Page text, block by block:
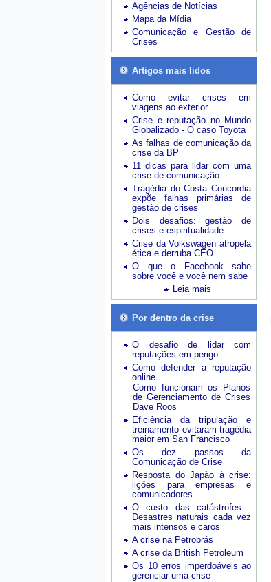
Agências de Notícias
Mapa da Mídia
Comunicação e Gestão de
Crises
Artigos mais lidos
Como evitar crises em
viagens ao exterior
Crise e reputação no Mundo
Globalizado - O caso Toyota
As falhas de comunicação da
crise da BP
11 dicas para lidar com uma
crise de comunicação
Tragédia do Costa Concordia
expõe falhas primárias de
gestão de crises
Dois desafios: gestão de
crises e espiritualidade
Crise da Volkswagen atropela
ética e derruba CEO
O que o Facebook sabe
sobre você e você nem sabe
Leia mais
Por dentro da crise
O desafio de lidar com
reputações em perigo
Como defender a reputação
online
Como funcionam os Planos
de Gerenciamento de Crises
Dave Roos
Eficiência da tripulação e
treinamento evitaram tragédia
maior em San Francisco
Os dez passos da
Comunicação de Crise
Resposta do Japão à crise:
lições para empresas e
comunicadores
O custo das catástrofes -
Desastres naturais cada vez
mais intensos e caros
A crise na Petrobrás
A crise da British Petroleum
Os 10 erros imperdoáveis ao
gerenciar uma crise